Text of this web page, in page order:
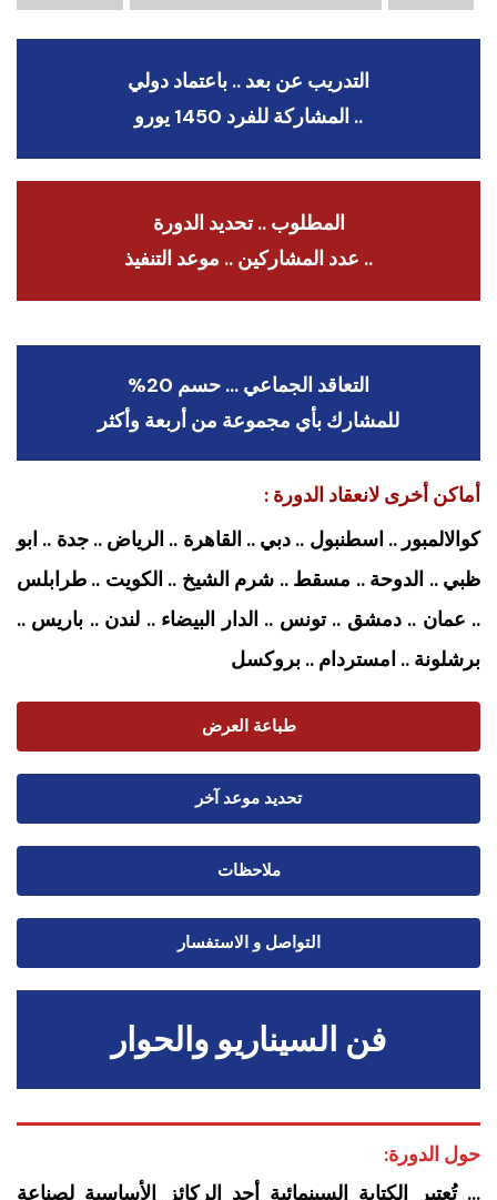
التدريب عن بعد .. باعتماد دولي
.. المشاركة للفرد 1450 يورو
المطلوب .. تحديد الدورة
.. عدد المشاركين .. موعد التنفيذ
التعاقد الجماعي … حسم 20%
للمشارك بأي مجموعة من أربعة وأكثر
أماكن أخرى لانعقاد الدورة :
كوالالمبور .. اسطنبول .. دبي .. القاهرة .. الرياض .. جدة .. ابو
ظبي .. الدوحة .. مسقط .. شرم الشيخ .. الكويت .. طرابلس
.. عمان .. دمشق .. تونس .. الدار البيضاء .. لندن .. باريس ..
برشلونة .. امستردام .. بروكسل
طباعة العرض
تحديد موعد آخر
ملاحظات
التواصل و الاستفسار
فن السيناريو والحوار
حول الدورة:
… تُعتبر الكتابة السينمائية أحد الركائز الأساسية لصناعة